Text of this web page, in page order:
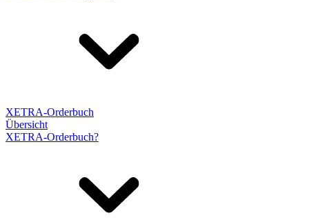
XETRA-Orderbuch
Übersicht
XETRA-Orderbuch?